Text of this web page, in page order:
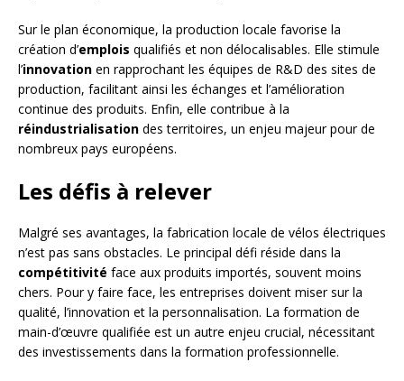
Sur le plan économique, la production locale favorise la
création d’emplois qualifiés et non délocalisables. Elle stimule
l’innovation en rapprochant les équipes de R&D des sites de
production, facilitant ainsi les échanges et l’amélioration
continue des produits. Enfin, elle contribue à la
réindustrialisation des territoires, un enjeu majeur pour de
nombreux pays européens.
Les défis à relever
Malgré ses avantages, la fabrication locale de vélos électriques
n’est pas sans obstacles. Le principal défi réside dans la
compétitivité face aux produits importés, souvent moins
chers. Pour y faire face, les entreprises doivent miser sur la
qualité, l’innovation et la personnalisation. La formation de
main-d’œuvre qualifiée est un autre enjeu crucial, nécessitant
des investissements dans la formation professionnelle.